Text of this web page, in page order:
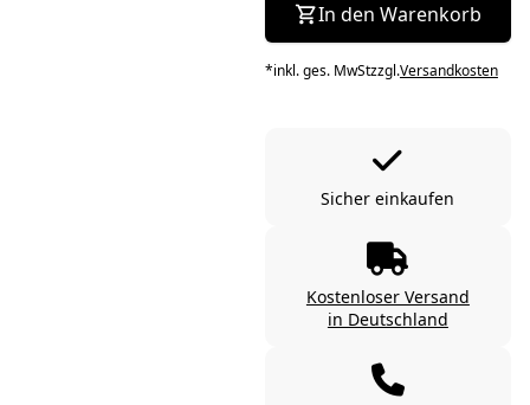
In den Warenkorb
*inkl. ges. MwStzzgl.Versandkosten
Sicher einkaufen
Kostenloser Versand
in Deutschland